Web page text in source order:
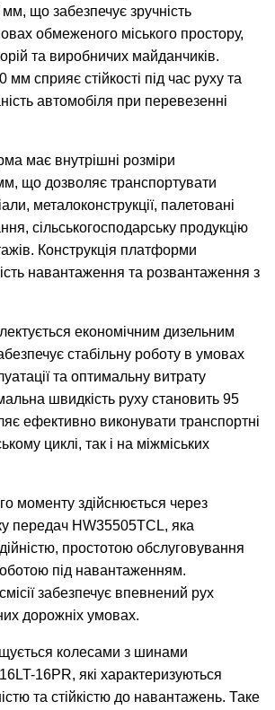
що забезпечує зручність
обмеженого міського простору,
та виробничих майданчиків.
мм сприяє стійкості під час руху та
автомобіля при перевезенні
має внутрішні розміри
що дозволяє транспортувати
металоконструкції, палетовані
сільськогосподарську продукцію
Конструкція платформи
навантаження та розвантаження з
економічним дизельним
стабільну роботу в умовах
та оптимальну витрату
швидкість руху становить 95
ефективно виконувати транспортні
циклі, так і на міжміських
моменту здійснюється через
передач HW35505TCL, яка
простотою обслуговування
під навантаженням.
забезпечує впевнений рух
дорожніх умовах.
колесами з шинами
16PR, які характеризуються
та стійкістю до навантажень. Таке